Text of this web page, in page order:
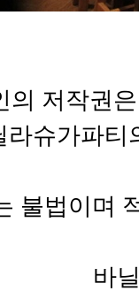
의 저작권
라슈가파
불법이며
바